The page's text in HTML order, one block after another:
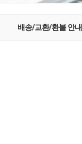
배송/교환/환불 안내